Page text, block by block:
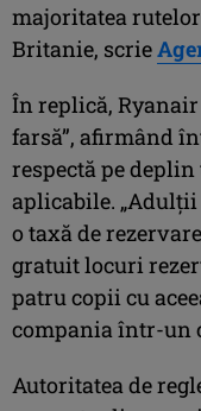
majoritatea
Britanie, scrie
În replică,
farsă”, afirmând
respectă pe
aplicabile.
o taxă de
gratuit locuri
patru copii cu
compania într-un
Autoritatea de